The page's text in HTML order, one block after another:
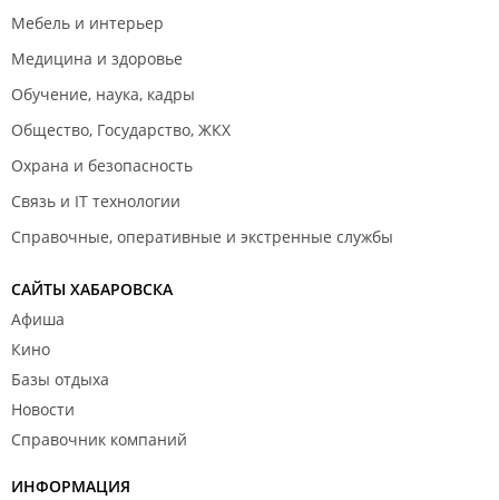
Мебель и интерьер
Медицина и здоровье
Обучение, наука, кадры
Общество, Государство, ЖКХ
Охрана и безопасность
Связь и IT технологии
Справочные, оперативные и экстренные службы
САЙТЫ ХАБАРОВСКА
Афиша
Кино
Базы отдыха
Новости
Справочник компаний
ИНФОРМАЦИЯ